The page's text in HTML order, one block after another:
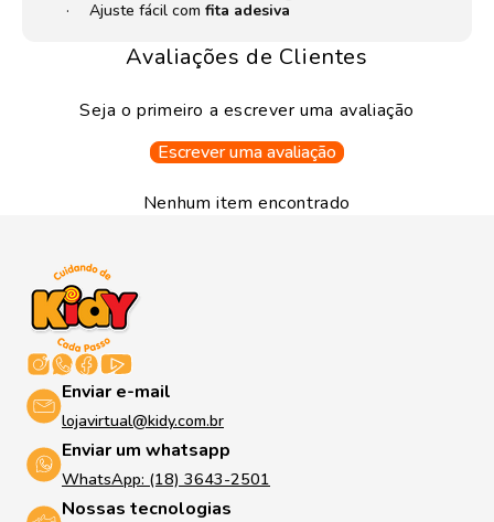
· Ajuste fácil com fita adesiva
Avaliações de Clientes
Seja o primeiro a escrever uma avaliação
Escrever uma avaliação
Nenhum item encontrado
Enviar e-mail
lojavirtual@kidy.com.br
Enviar um whatsapp
WhatsApp: (18) 3643-2501
Nossas tecnologias